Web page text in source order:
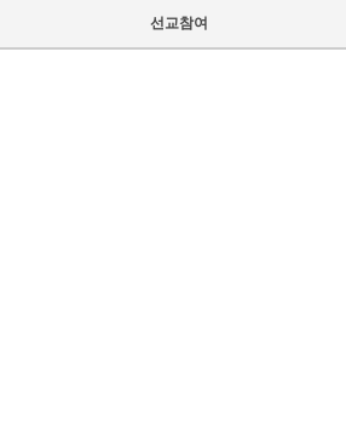
선교참여